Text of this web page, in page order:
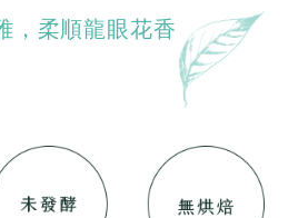
，柔順龍眼花香